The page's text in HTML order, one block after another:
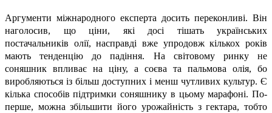
Аргументи міжнародного експерта досить переконливі. Він
наголосив, що ціни, які досі тішать українських
постачальників олії, насправді вже упродовж кількох років
мають тенденцію до падіння. На світовому ринку не
соняшник впливає на ціну, а соєва та пальмова олія, бо
виробляються із більш доступних і менш чутливих культур. Є
кілька способів підтримки соняшнику в цьому марафоні. По-
перше, можна збільшити його урожайність з гектара, тобто